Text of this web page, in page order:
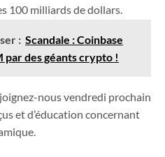
100 milliards de dollars.
: Scandale : Coinbase
par des géants crypto !
nous vendredi prochain
et d’éducation concernant